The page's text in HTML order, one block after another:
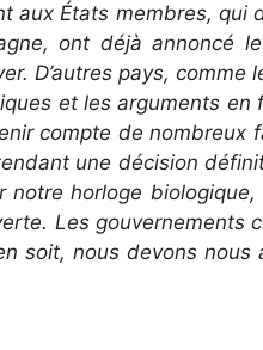
États membres, qui
ont déjà annoncé
D’autres pays,
et les arguments
compte de nombreux
une décision
horloge
Les
soit, nous devons